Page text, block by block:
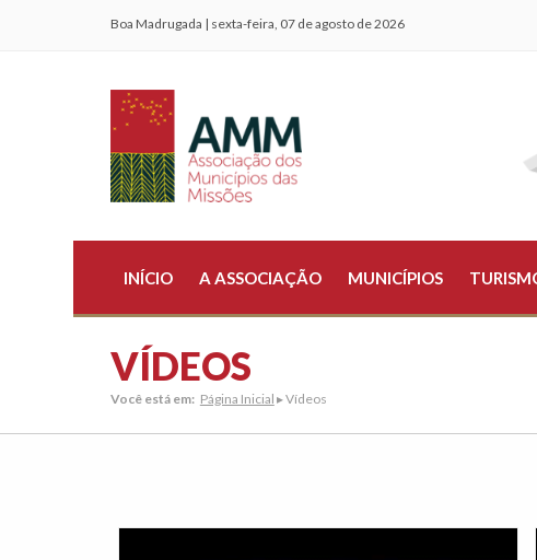
Boa Madrugada | sexta-feira, 07 de agosto de 2026
INÍCIO A ASSOCIAÇÃO MUNICÍPIOS
VÍDEOS
Você está em: Página Inicial ▸ Vídeos